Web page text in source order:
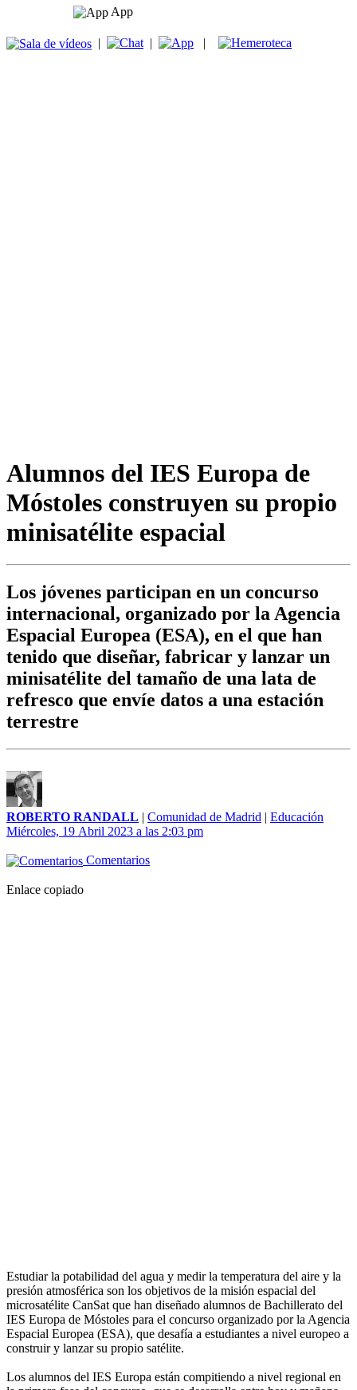
App
| | |
Alumnos del IES Europa de
Móstoles construyen su propio
minisatélite espacial
Los jóvenes participan en un concurso
internacional, organizado por la Agencia
Espacial Europea (ESA), en el que han
tenido que diseñar, fabricar y lanzar un
minisatélite del tamaño de una lata de
refresco que envíe datos a una estación
terrestre
ROBERTO RANDALL | Comunidad de Madrid | Educación
Miércoles, 19 Abril 2023 a las 2:03 pm
Comentarios
Enlace copiado
Estudiar la potabilidad del agua y medir la temperatura del aire y la
presión atmosférica son los objetivos de la misión espacial del
microsatélite CanSat que han diseñado alumnos de Bachillerato del
IES Europa de Móstoles para el concurso organizado por la Agencia
Espacial Europea (ESA), que desafía a estudiantes a nivel europeo a
construir y lanzar su propio satélite.
Los alumnos del IES Europa están compitiendo a nivel regional en